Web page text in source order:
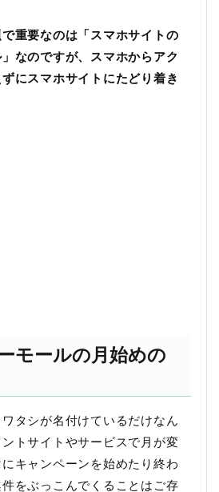
重要なのは「スマホサイトの
なのですが、スマホからアク
にスマホサイトにたどり着き
モールの月始めの
ワタシが名付けているだけなん
トサイトやサービスで月が変
キャンペーンを始めたり終わ
をぶっこんでくることはご存